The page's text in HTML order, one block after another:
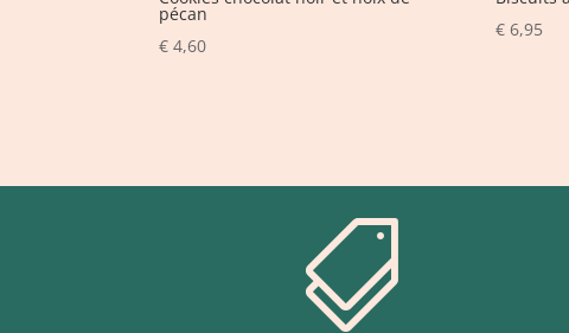
pécan
€ 4,60
€6,95
